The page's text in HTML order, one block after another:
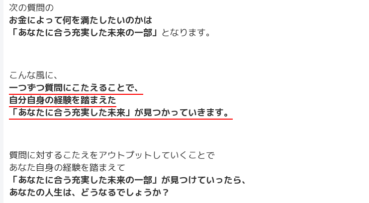
次の質問の
お金によって何を満たしたいのかは
「あなたに合う充実した未来の一部」 となります。
こんな風に、
一つずつ質問にこたえることで、
自分自身の経験を踏まえた
「あなたに合う充実した未来」が見つかっていきます。
質問に対するこたえをアウトプットしていくことで
あなた自身の経験を踏まえて
「あなたに合う充実した未来の一部」が見つけていったら、
あなたの人生は、どうなるでしょうか？